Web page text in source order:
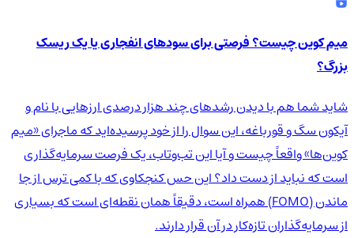
میم کوین چیست؟ فرصتی برای سودهای انفجاری یا یک ریسک
بزرگ؟
شاید شما هم با دیدن رشدهای چند هزار درصدی ارزهایی با نام و
آیکون سگ و قورباغه، این سوال را از خود پرسیده‌اید که ماجرای «میم
کوین‌ها» واقعاً چیست و آیا این تب‌وتاب، یک فرصت سرمایه‌گذاری
است که نباید از دست داد؟ این حس کنجکاوی که با کمی ترس از جا
ماندن (FOMO) همراه است، دقیقاً همان نقطه‌ای است که بسیاری
از سرمایه‌گذاران تازه‌کار در آن قرار دارند.